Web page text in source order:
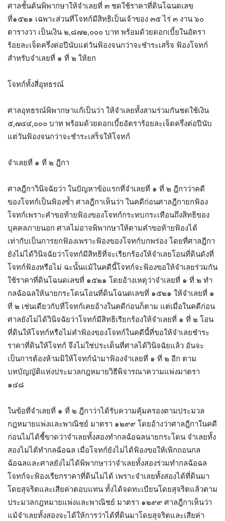
ศาลชั้นต้นพิพากษาให้จำเลยที่ ๓ ชดใช้ราคาที่ดินโฉนดเลข
ที่๑๕๒๑ เฉพาะส่วนที่โจทก์มีสิทธิเป็นเจ้าของ ๓๕ ไร่ ๓ งาน ๖๐
ตารางวา เป็นเงิน ๒,๘๗๒,๐๐๐ บาท พร้อมด้วยดอกเบี้ยในอัตรา
ร้อยละเจ็ดครึ่งต่อปีนับแต่วันฟ้องจนกว่าจะชำระเสร็จ ฟ้องโจทก์
สำหรับจำเลยที่ ๑ ที่ ๒ ให้ยก
โจทก์ทั้งสี่อุทธรณ์
ศาลอุทธรณ์พิพากษาแก้เป็นว่า ให้จำเลยทั้งสามร่วมกันชดใช้เงิน
๕,๗๔๔,๐๐๐ บาท พร้อมด้วยดอกเบี้ยอัตราร้อยละเจ็ดครึ่งต่อปีนับ
แต่วันฟ้องจนกว่าจะชำระเสร็จให้โจทก์
จำเลยที่ ๑ ที่ ๒ ฎีกา
ศาลฎีกาวินิจฉัยว่า ในปัญหาข้อแรกที่จำเลยที่ ๑ ที่ ๒ ฎีกาว่าคดี
ของโจทก์เป็นฟ้องซ้ำ ศาลฎีกาเห็นว่า ในคดีก่อนศาลฎีกายกฟ้อง
โจทก์เพราะคำขอท้ายฟ้องของโจทก์กระทบกระเทือนถึงสิทธิของ
บุคคลภายนอก ศาลไม่อาจพิพากษาให้ตามคำขอท้ายฟ้องได้
เท่ากับเป็นการยกฟ้องเพราะฟ้องของโจทก์บกพร่อง โดยที่ศาลฎีกา
ยังไม่ได้วินิจฉัยว่าโจทก์มีสิทธิที่จะเรียกร้องให้จำเลยโอนที่ดินดังที่
โจทก์ฟ้องหรือไม่ ฉะนั้นแม้ในคดีนี้โจทก์จะฟ้องขอให้จำเลยร่วมกัน
ใช้ราคาที่ดินโฉนดเลขที่ ๑๕๒๑ โดยอ้างเหตุว่าจำเลยที่ ๑ ที่ ๒ ทำ
กลฉ้อฉลให้นายกระโดนโอนที่ดินโฉนดเลขที่ ๑๕๒๑ ให้จำเลยที่ ๑
ที่ ๒ เช่นเดียวกับที่โจทก์เคยอ้างในคดีก่อนก็ตาม แต่เมื่อในคดีก่อน
ศาลยังไม่ได้วินิจฉัยว่าโจทก์มีสิทธิเรียกร้องให้จำเลยที่ ๑ ที่ ๒ โอน
ที่ดินให้โจทก์หรือไม่คำฟ้องของโจทก์ในคดีนี้ที่ขอให้จำเลยชำระ
ราคาที่ดินให้โจทก์ จึงไม่ใช่ประเด็นที่ศาลได้วินิจฉัยแล้ว อันจะ
เป็นการต้องห้ามมิให้โจทก์นำมาฟ้องจำเลยที่ ๑ ที่ ๒ อีก ตาม
บทบัญญัติแห่งประมวลกฎหมายวิธีพิจารณาความแพ่งมาตรา
๑๔๘
ในข้อที่จำเลยที่ ๑ ที่ ๒ ฎีกาว่าได้รับความคุ้มครองตามประมวล
กฎหมายแพ่งและพาณิชย์ มาตรา ๑๒๙๙ โดยอ้างว่าศาลฎีกาในคดี
ก่อนไม่ได้ชี้ขาดว่าจำเลยทั้งสองทำกลฉ้อฉลนายกระโดน จำเลยทั้ง
สองไม่ได้ทำกลฉ้อฉล เมื่อโจทก์ยังไม่ได้ฟ้องขอให้เพิกถอนกล
ฉ้อฉลและศาลยังไม่ได้พิพากษาว่าจำเลยทั้งสองร่วมทำกลฉ้อฉล
โจทก์จะฟ้องเรียกราคาที่ดินไม่ได้ เพราะจำเลยทั้งสองได้ที่ดินมา
โดยสุจริตและเสียค่าตอบแทน ทั้งได้จดทะเบียนโดยสุจริตแล้วตาม
ประมวลกฎหมายแพ่งและพาณิชย์ มาตรา ๑๒๙๙ ศาลฎีกาเห็นว่า
แม้จำเลยทั้งสองจะได้ให้การว่าได้ที่ดินมาโดยสุจริตและเสียค่า